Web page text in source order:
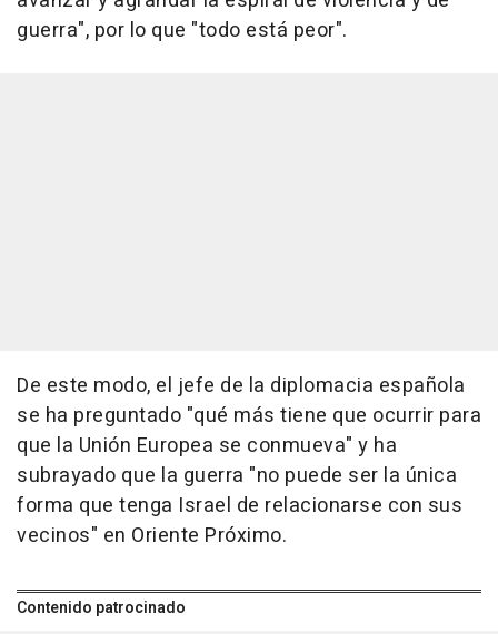
guerra", por lo que "todo está peor".
De este modo, el jefe de la diplomacia española
se ha preguntado "qué más tiene que ocurrir para
que la Unión Europea se conmueva" y ha
subrayado que la guerra "no puede ser la única
forma que tenga Israel de relacionarse con sus
vecinos" en Oriente Próximo.
Contenido patrocinado